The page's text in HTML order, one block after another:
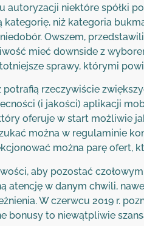
autoryzacji niektóre spółki
niż kategoria
Owszem,
mieć downside z
sprawy, którymi
rzeczywiście
(i jakości) aplikacji
oferuje w start możliwie
można w regulaminie
można parę ofert,
aby pozostać
w danym chwili,
W czerwcu 2019 r.
bonusy to niewątpliwie